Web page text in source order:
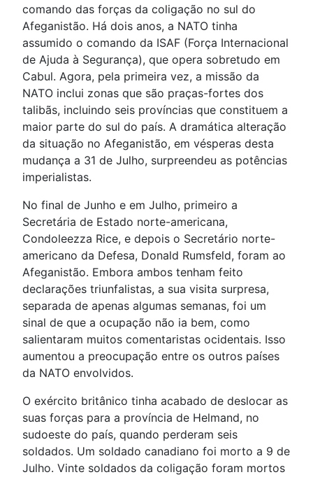
comando das forças da coligação no sul do
Afeganistão. Há dois anos, a NATO tinha
assumido o comando da ISAF (Força Internacional
de Ajuda à Segurança), que opera sobretudo em
Cabul. Agora, pela primeira vez, a missão da
NATO inclui zonas que são praças-fortes dos
talibãs, incluindo seis províncias que constituem a
maior parte do sul do país. A dramática alteração
da situação no Afeganistão, em vésperas desta
mudança a 31 de Julho, surpreendeu as potências
imperialistas.
No final de Junho e em Julho, primeiro a
Secretária de Estado norte-americana,
Condoleezza Rice, e depois o Secretário norte-
americano da Defesa, Donald Rumsfeld, foram ao
Afeganistão. Embora ambos tenham feito
declarações triunfalistas, a sua visita surpresa,
separada de apenas algumas semanas, foi um
sinal de que a ocupação não ia bem, como
salientaram muitos comentaristas ocidentais. Isso
aumentou a preocupação entre os outros países
da NATO envolvidos.
O exército britânico tinha acabado de deslocar as
suas forças para a província de Helmand, no
sudoeste do país, quando perderam seis
soldados. Um soldado canadiano foi morto a 9 de
Julho. Vinte soldados da coligação foram mortos